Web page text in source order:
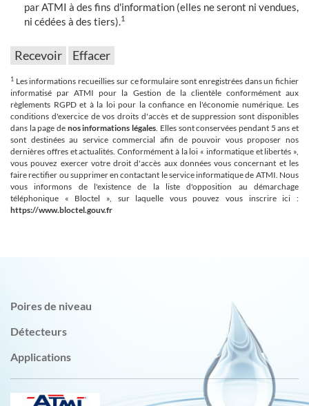
par ATMI à des fins d'information (elles ne seront ni vendues,
ni cédées à des tiers).1
1 Les informations recueillies sur ce formulaire sont enregistrées dans un fichier
informatisé par ATMI pour la Gestion de la clientèle conformément aux
règlements RGPD et à la loi pour la confiance en l'économie numérique. Les
conditions d'exercice de vos droits d'accès et de suppression sont disponibles
dans la page de nos informations légales. Elles sont conservées pendant 5 ans et
sont destinées au service commercial afin de pouvoir vous proposer nos
dernières offres et actualités. Conformément à la loi « informatique et libertés »,
vous pouvez exercer votre droit d'accès aux données vous concernant et les
faire rectifier ou supprimer en contactant le service informatique de ATMI. Nous
vous informons de l'existence de la liste d'opposition au démarchage
téléphonique « Bloctel », sur laquelle vous pouvez vous inscrire ici :
https://www.bloctel.gouv.fr
Poires de niveau
Détecteurs
Applications